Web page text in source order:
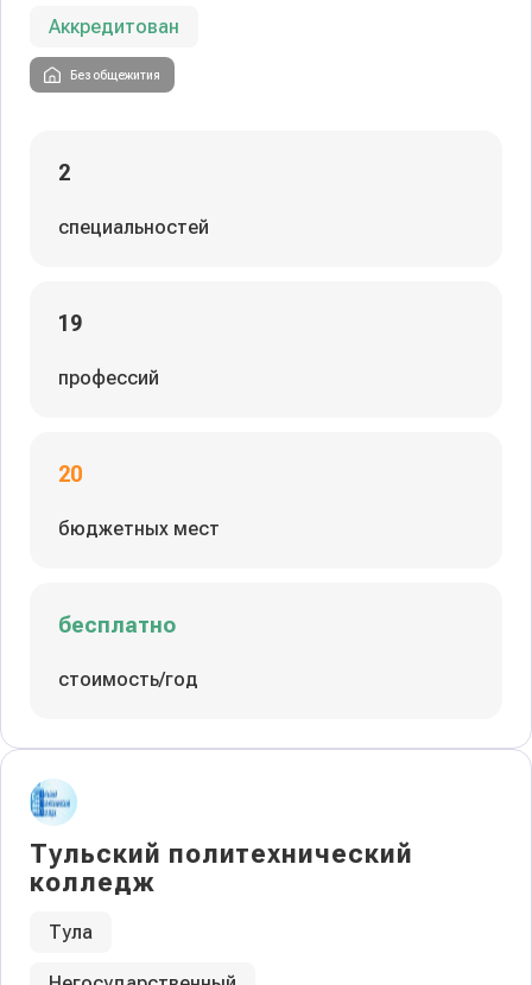
Аккредитован
Без общежития
2
специальностей
19
профессий
20
бюджетных мест
бесплатно
стоимость/год
Тульский политехнический
колледж
Тула